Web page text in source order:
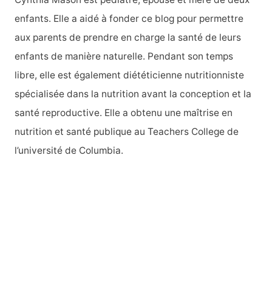
enfants. Elle a aidé à fonder ce blog pour permettre
aux parents de prendre en charge la santé de leurs
enfants de manière naturelle. Pendant son temps
libre, elle est également diététicienne nutritionniste
spécialisée dans la nutrition avant la conception et la
santé reproductive. Elle a obtenu une maîtrise en
nutrition et santé publique au Teachers College de
l’université de Columbia.